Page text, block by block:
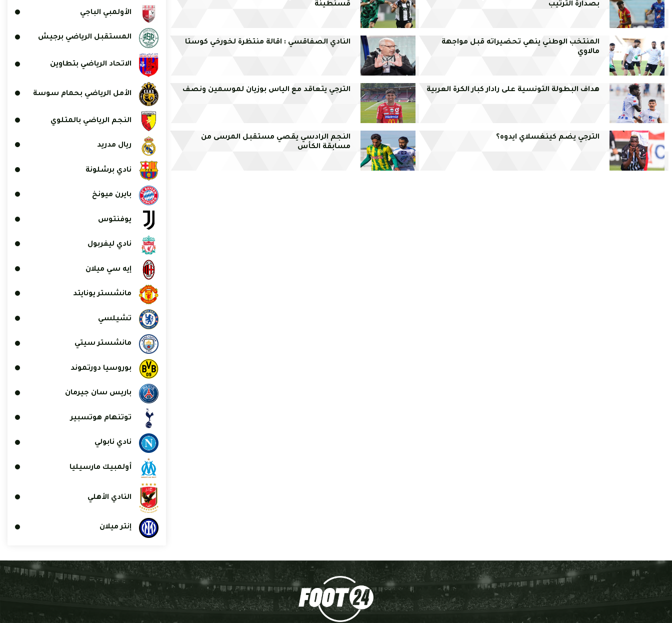
بصدارة الترتيب
قسنطينة
المنتخب الوطني ينهي تحضيراته قبل مواجهة
مالاوي
النادي الصفاقسي : اقالة منتظرة لخورخي كوستا
هداف البطولة التونسية على رادار كبار الكرة العربية الترجي يتعاقد مع الياس بوزيان لموسمين ونصف
الترجي يضم كينغسلاي ايدوه؟
النجم الرادسي يقصي مستقبل المرسى من
مسابقة الكأس
الأولمبي الباجي
المستقبل الرياضي برجيش
الاتحاد الرياضي بتطاوين
الأمل الرياضي بحمام سوسة
النجم الرياضي بالمتلوي
ريال مدريد
نادي برشلونة
بايرن ميونخ
يوفنتوس
نادي ليفربول
إيه سي ميلان
مانشستر يونايتد
تشيلسي
مانشستر سيتي
بوروسيا دورتموند
باريس سان جيرمان
توتنهام هوتسبير
نادي نابولي
أولمبيك مارسيليا
النادي الأهلي
إنتر ميلان